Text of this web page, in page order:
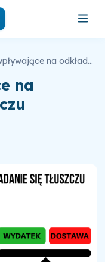
Hormony wpływające na odkładanie się tłuszczu
na